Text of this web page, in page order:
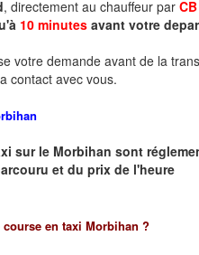
, directement au chauffeur par
10 minutes avant votre
votre demande avant de la
contact avec vous.
sur le Morbihan sont
et du prix de l'heure
en taxi Morbihan ?